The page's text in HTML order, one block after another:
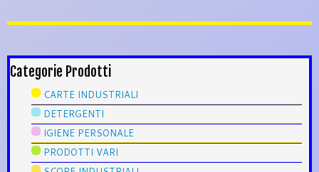
Categorie Prodotti
CARTE INDUSTRIALI
DETERGENTI
IGIENE PERSONALE
PRODOTTI VARI